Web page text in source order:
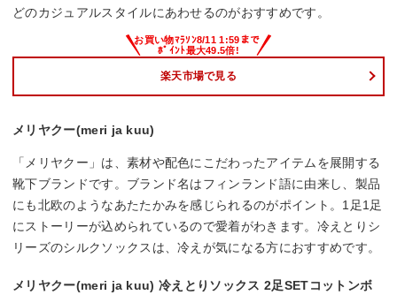
どのカジュアルスタイルにあわせるのがおすすめです。
楽天市場で見る
メリヤクー(meri ja kuu)
「メリヤクー」は、素材や配色にこだわったアイテムを展開する
靴下ブランドです。ブランド名はフィンランド語に由来し、製品
にも北欧のようなあたたかみを感じられるのがポイント。1足1足
にストーリーが込められているので愛着がわきます。冷えとりシ
リーズのシルクソックスは、冷えが気になる方におすすめです。
メリヤクー(meri ja kuu) 冷えとりソックス 2足SETコットンボ